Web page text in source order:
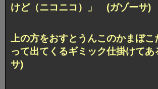
けど（ニコニコ）」 (ガゾーサ)
上の方をおすとうんこのかまぼこ
って出てくるギミック仕掛けて
サ)